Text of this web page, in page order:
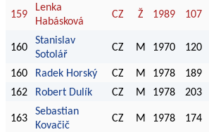
159
Lenka
Habásková
CZ Ž 1989 107
160
Stanislav
Sotolář
CZ M 1970 120
160 Radek Horský CZ M 1978
189
162
Robert Dulík CZ M 1978 203
163
Sebastian
Kovačič
CZ M 1978 174